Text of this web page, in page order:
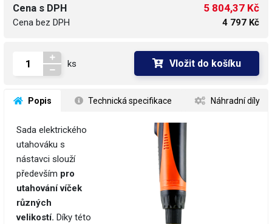
Cena s DPH
Cena bez DPH
5 804,37 Kč
4 797 Kč
ks Vložit do košíku
Popis Technická specifikace Náhradní díly
Sada elektrického
utahováku s
nástavci slouží
především pro
utahování víček
různých
velikostí. Díky této